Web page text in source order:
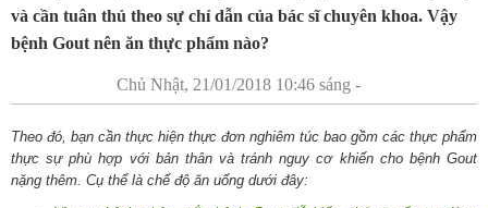
và cần tuân thủ theo sự chỉ dẫn của bác sĩ chuyên khoa. Vậy
bệnh Gout nên ăn thực phẩm nào?
Chủ Nhật, 21/01/2018 10:46 sáng -
Theo đó, bạn cần thực hiện thực đơn nghiêm túc bao gồm các thực phẩm
thực sự phù hợp với bản thân và tránh nguy cơ khiến cho bệnh Gout
nặng thêm. Cụ thể là chế độ ăn uống dưới đây: